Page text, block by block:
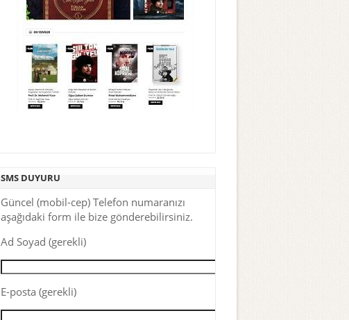
SMS DUYURU
Güncel (mobil-cep) Telefon numaranızı
aşağıdaki form ile bize gönderebilirsiniz.
Ad Soyad (gerekli)
E-posta (gerekli)